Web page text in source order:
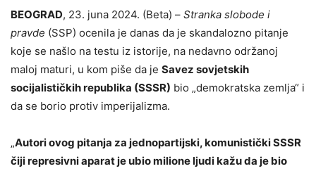
BEOGRAD, 23. juna 2024. (Beta) – Stranka slobode i
pravde (SSP) ocenila je danas da je skandalozno pitanje
koje se našlo na testu iz istorije, na nedavno održanoj
maloj maturi, u kom piše da je Savez sovjetskih
socijalističkih republika (SSSR) bio „demokratska zemlja“ i
da se borio protiv imperijalizma.
„Autori ovog pitanja za jednopartijski, komunistički SSSR
čiji represivni aparat je ubio milione ljudi kažu da je bio